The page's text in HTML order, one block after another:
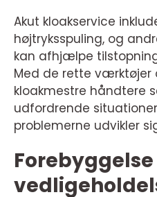
Akut kloakservice
højtryksspuling, og
kan afhjælpe
Med de rette værktøjer
kloakmestre håndtere
udfordrende
problemerne udvikler
Forebyggelse